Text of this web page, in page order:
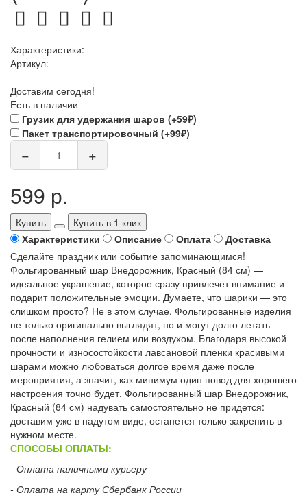
Характеристики:
Артикул:
Доставим сегодня!
Есть в наличии
Грузик для удержания шаров (+59₽)
Пакет транспортировочный (+99₽)
− +
599 р.
Купить
Купить в 1 клик
Характеристики
Описание Оплата
Доставка
Сделайте праздник или событие запоминающимся!
Фольгированный шар Внедорожник, Красный (84 см) —
идеальное украшение, которое сразу привлечет внимание и
подарит положительные эмоции. Думаете, что шарики — это
слишком просто? Не в этом случае. Фольгированные изделия
не только оригинально выглядят, но и могут долго летать
после наполнения гелием или воздухом. Благодаря высокой
прочности и износостойкости лавсановой пленки красивыми
шарами можно любоваться долгое время даже после
мероприятия, а значит, как минимум один повод для хорошего
настроения точно будет. Фольгированный шар Внедорожник,
Красный (84 см) надувать самостоятельно не придется:
доставим уже в надутом виде, останется только закрепить в
нужном месте.
СПОСОБЫ ОПЛАТЫ:
- Оплата наличными курьеру
- Оплата на карту Сбербанк России